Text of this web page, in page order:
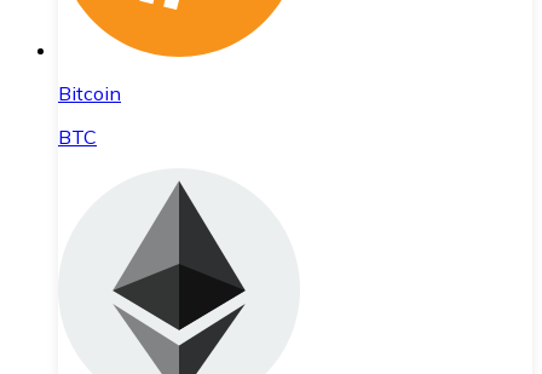
Bitcoin
BTC